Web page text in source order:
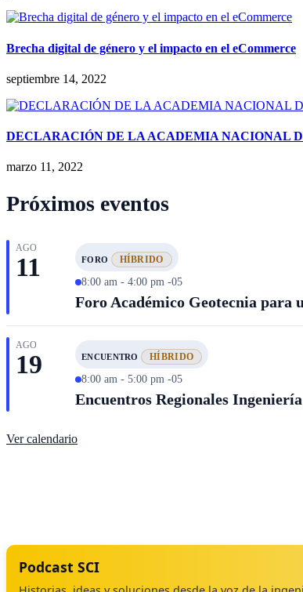
Brecha digital de género y el impacto en el eCommerce
septiembre 14, 2022
DECLARACIÓN DE LA ACADEMIA NACIONAL
marzo 11, 2022
Próximos eventos
AGO
11 FORO HÍBRIDO
8:00 am - 4:00 pm -05
Foro Académico Geotecnia para
AGO
19 ENCUENTRO HÍBRIDO
8:00 am - 5:00 pm -05
Encuentros Regionales
Ver calendario
Podcast SCI